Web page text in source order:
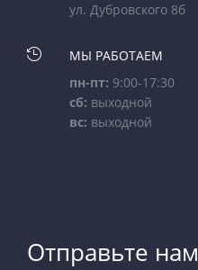
ул. Дубровского 8б

МЫ РАБОТАЕМ
пн-пт: 9:00-17:30
сб: выходной
вс: выходной
Отправьте